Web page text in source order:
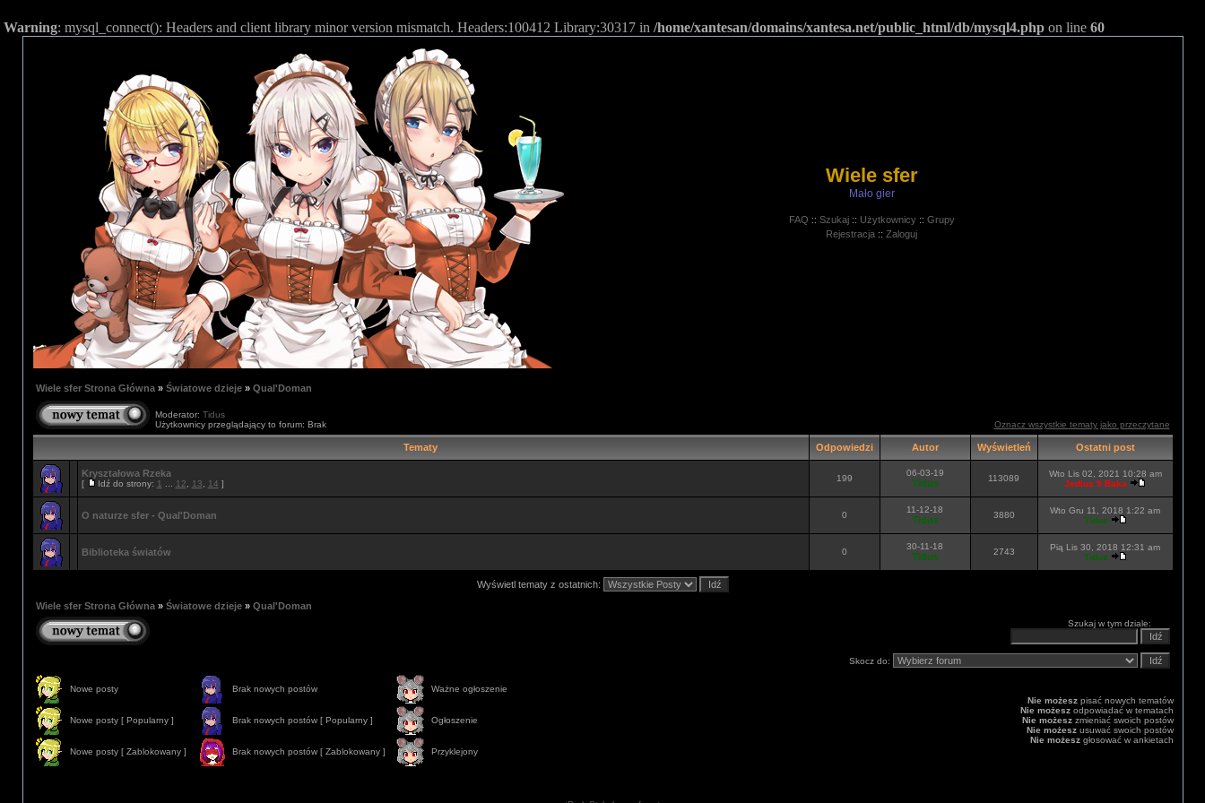
Warning: mysql_connect(): Headers and client library minor version mismatch. Headers:100412 Library:30317 in /home/xantesan/domains/xantesa.net/public_html/db/mysql4.php on line 60
Wiele sfer
Mało gier
FAQ :: Szukaj:: Użytkownicy:: Grupy
Rejestracja :: Zaloguj
Wiele sfer Strona Główna» Światowe dzieje» Qual'Doman
Moderator: Tidus
Użytkownicy przeglądający to forum: Brak
Oznacz wszystkie tematy jako przeczytane
Tematy Odpowiedzi Autor Wyświetleń Ostatni post
Kryształowa Rzeka
[ Idź do strony: 1 12 13 14 ]
199
06-03-19
Tidus 113089
Wto Lis 02, 2021 10:28 am
Jedius 9 Baka
O naturze sfer - Qual'Doman 0
11-12-18
Tidus 3880
Wto Gru 11, 2018 1:22 am
Tidus
Biblioteka światów 0
30-11-18
Tidus 2743
Pią Lis 30, 2018 12:31 am
Tidus
Wyświetl tematy z ostatnich:
Wiele sfer Strona Główna» Światowe dzieje» Qual'Doman
Szukaj w tym dziale:
Skocz do:
Nowe posty Brak nowych postów Ważne ogłoszenie
Nowe posty [ Popularny ] Brak nowych postów [ Popularny ] Ogłoszenie
Nowe posty [ Zablokowany ] Brak nowych postów [ Zablokowany ] Przyklejony
Nie możeszpisać nowych tematów
Nie możeszodpowiadać w tematach
Nie możeszzmieniać swoich postów
Nie możeszusuwać swoich postów
Nie możeszgłosować w ankietach